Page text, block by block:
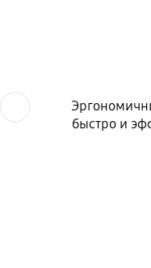
быстро и